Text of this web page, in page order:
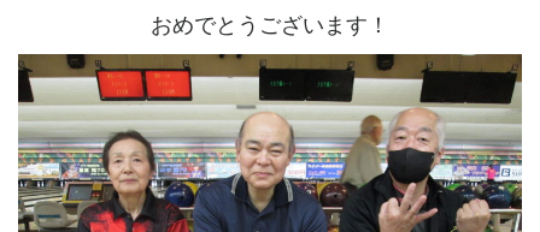
おめでとうございます！